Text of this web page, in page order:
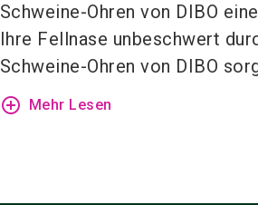
Schweine-Ohren von DIBO
Ihre Fellnase unbeschwert
Schweine-Ohren von DIBO
add_circle_outline Mehr Lesen